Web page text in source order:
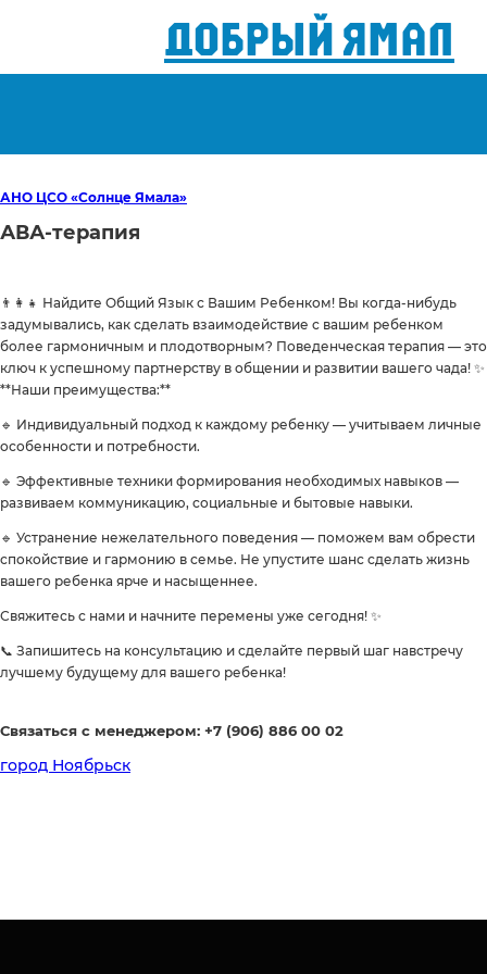
ДОБРЫЙ ЯМАЛ
АНО ЦСО «Солнце Ямала»
АВА-терапия
👨‍👩‍👧 Найдите Общий Язык с Вашим Ребенком! Вы когда-нибудь
задумывались, как сделать взаимодействие с вашим ребенком
более гармоничным и плодотворным? Поведенческая терапия — это
ключ к успешному партнерству в общении и развитии вашего чада! ✨
**Наши преимущества:**
🔹 Индивидуальный подход к каждому ребенку — учитываем личные
особенности и потребности.
🔹 Эффективные техники формирования необходимых навыков —
развиваем коммуникацию, социальные и бытовые навыки.
🔹 Устранение нежелательного поведения — поможем вам обрести
спокойствие и гармонию в семье. Не упустите шанс сделать жизнь
вашего ребенка ярче и насыщеннее.
Свяжитесь с нами и начните перемены уже сегодня! ✨
📞 Запишитесь на консультацию и сделайте первый шаг навстречу
лучшему будущему для вашего ребенка!
Связаться с менеджером: +7 (906) 886 00 02
город Ноябрьск